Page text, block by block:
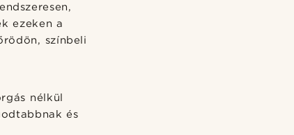
ezeken a
színbeli
nélkül
és